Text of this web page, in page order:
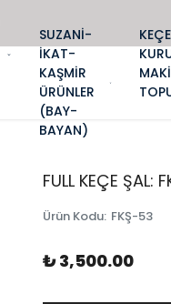
SUZANİ-
İKAT-
KAŞMİR
ÜRÜNLER
(BAY-
BAYAN)
KEÇE
FULL KEÇE ŞAL:
Ürün Kodu: FKŞ-53
₺ 3,500.00